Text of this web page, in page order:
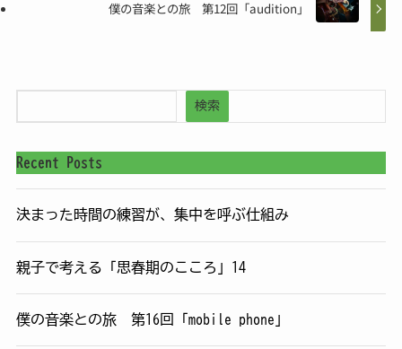
僕の音楽との旅 第12回「audition」
検索
Recent Posts
決まった時間の練習が、集中を呼ぶ仕組み
親子で考える「思春期のこころ」14
僕の音楽との旅 第16回「mobile phone」